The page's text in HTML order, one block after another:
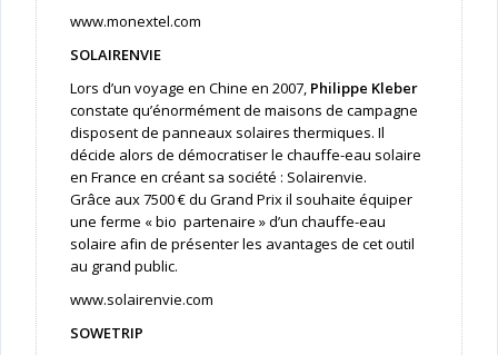
www.monextel.com
SOLAIRENVIE
Lors d’un voyage en Chine en 2007, Philippe Kleber
constate qu’énormément de maisons de campagne
disposent de panneaux solaires thermiques. Il
décide alors de démocratiser le chauffe-eau solaire
en France en créant sa société : Solairenvie.
Grâce aux 7500 € du Grand Prix il souhaite équiper
une ferme « bio partenaire » d’un chauffe-eau
solaire afin de présenter les avantages de cet outil
au grand public.
www.solairenvie.com
SOWETRIP